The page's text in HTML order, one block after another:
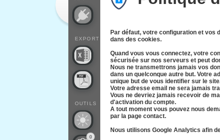
EXPORT
OUTILS
0
Par défaut, votre configuration et vos
dans des cookies.
Quand vous vous connectez, votre
sécurisée sur nos serveurs et peut
Nous ne transmettrons jamais vos
dans un quelconque autre but. Votre
unique but de vous identifier sur le
Votre adresse email ne sera jamais
Vous ne devriez jamais recevoir de
d'activation du compte.
A tout moment vous pouvez nous
par la page contact.
Nous utilisons Google Analytics afin